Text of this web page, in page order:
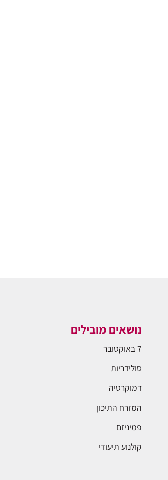
נושאים מובילים
7 באוקטובר
סולידריות
דמוקרטיה
המזרח התיכון
פמיניזם
קולנוע תיעודי